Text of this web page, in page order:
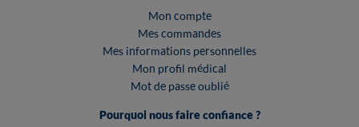
Mon compte
Mes commandes
Mes informations personnelles
Mon profil médical
Mot de passe oublié
Pourquoi nous faire confiance ?